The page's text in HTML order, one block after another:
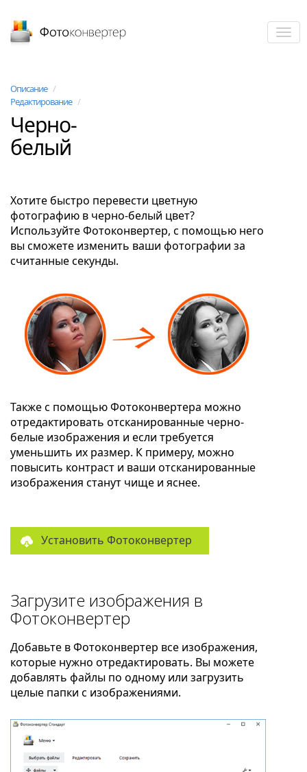
Описание /
Редактирование /
Черно-
белый
Хотите быстро перевести цветную
фотографию в черно-белый цвет?
Используйте Фотоконвертер, с помощью него
вы сможете изменить ваши фотографии за
считанные секунды.
Также с помощью Фотоконвертера можно
отредактировать отсканированные черно-
белые изображения и если требуется
уменьшить их размер. К примеру, можно
повысить контраст и ваши отсканированные
изображения станут чище и яснее.
Установить Фотоконвертер
Загрузите изображения в
Фотоконвертер
Добавьте в Фотоконвертер все изображения,
которые нужно отредактировать. Вы можете
добавлять файлы по одному или загрузить
целые папки с изображениями.